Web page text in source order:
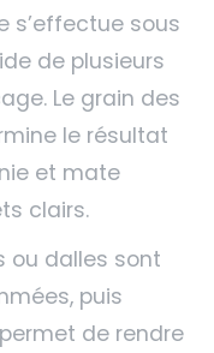
s’effectue sous
de plusieurs
Le grain des
le résultat
et mate
clairs.
ou dalles sont
puis
de rendre